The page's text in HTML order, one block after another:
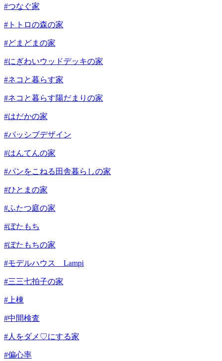
#つなぐ家
#トトロの森の家
#どまどまの家
#にぎわいウッドデッキの家
#ネコと暮らす家
#ネコと暮らす陽だまりの家
#はだかの家
#パッシブデザイン
#はんてんの家
#パンをこねる田舎暮らしの家
#ひとまの家
#ふたつ庭の家
#ぼたもち
#ぼたもちの家
#モデルハウス Lampi
#三三七拍子の家
#上棟
#中間検査
#人をダメ♡にする家
#偏心率